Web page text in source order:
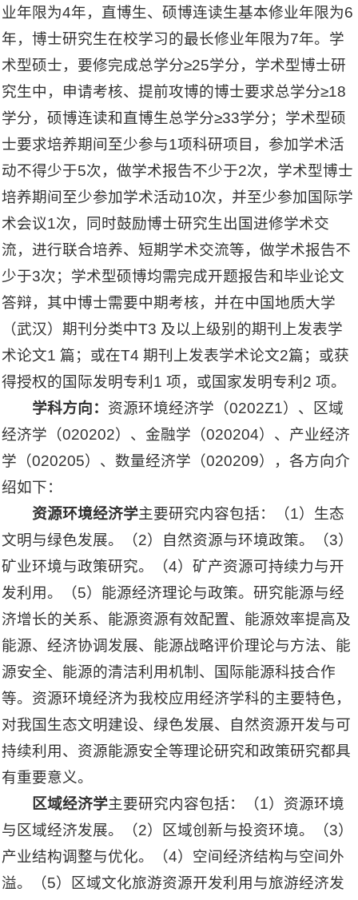
业年限为4年，直博生、硕博连读生基本修业年限为6
年，博士研究生在校学习的最长修业年限为7年。学
术型硕士，要修完成总学分≥25学分，学术型博士研
究生中，申请考核、提前攻博的博士要求总学分≥18
学分，硕博连读和直博生总学分≥33学分；学术型硕
士要求培养期间至少参与1项科研项目，参加学术活
动不得少于5次，做学术报告不少于2次，学术型博士
培养期间至少参加学术活动10次，并至少参加国际学
术会议1次，同时鼓励博士研究生出国进修学术交
流，进行联合培养、短期学术交流等，做学术报告不
少于3次；学术型硕博均需完成开题报告和毕业论文
答辩，其中博士需要中期考核，并在中国地质大学
（武汉）期刊分类中T3 及以上级别的期刊上发表学
术论文1 篇；或在T4 期刊上发表学术论文2篇；或获
得授权的国际发明专利1 项，或国家发明专利2 项。
学科方向： 资源环境经济学（0202Z1）、区域
经济学（020202）、金融学（020204）、产业经济
学（020205）、数量经济学（020209），各方向介
绍如下：
资源环境经济学主要研究内容包括：（1）生态
文明与绿色发展。（2）自然资源与环境政策。（3）
矿业环境与政策研究。（4）矿产资源可持续力与开
发利用。（5）能源经济理论与政策。研究能源与经
济增长的关系、能源资源有效配置、能源效率提高及
能源、经济协调发展、能源战略评价理论与方法、能
源安全、能源的清洁利用机制、国际能源科技合作
等。资源环境经济为我校应用经济学科的主要特色，
对我国生态文明建设、绿色发展、自然资源开发与可
持续利用、资源能源安全等理论研究和政策研究都具
有重要意义。
区域经济学主要研究内容包括：（1）资源环境
与区域经济发展。（2）区域创新与投资环境。（3）
产业结构调整与优化。（4）空间经济结构与空间外
溢。（5）区域文化旅游资源开发利用与旅游经济发